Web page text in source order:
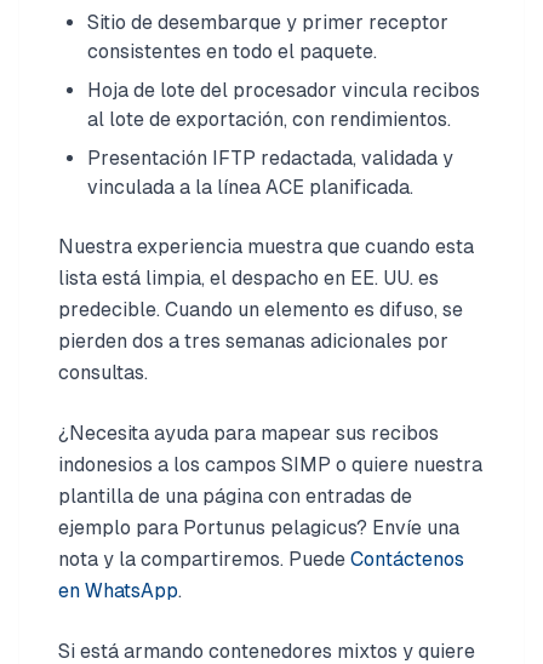
Sitio de desembarque y primer receptor
consistentes en todo el paquete.
Hoja de lote del procesador vincula recibos
al lote de exportación, con rendimientos.
Presentación IFTP redactada, validada y
vinculada a la línea ACE planificada.
Nuestra experiencia muestra que cuando esta
lista está limpia, el despacho en EE. UU. es
predecible. Cuando un elemento es difuso, se
pierden dos a tres semanas adicionales por
consultas.
¿Necesita ayuda para mapear sus recibos
indonesios a los campos SIMP o quiere nuestra
plantilla de una página con entradas de
ejemplo para Portunus pelagicus? Envíe una
nota y la compartiremos. Puede Contáctenos
en WhatsApp.
Si está armando contenedores mixtos y quiere